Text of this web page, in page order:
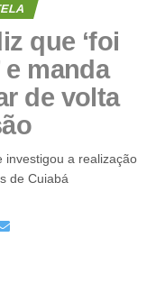
que ‘foi
e manda
de volta
investigou a realização
de Cuiabá